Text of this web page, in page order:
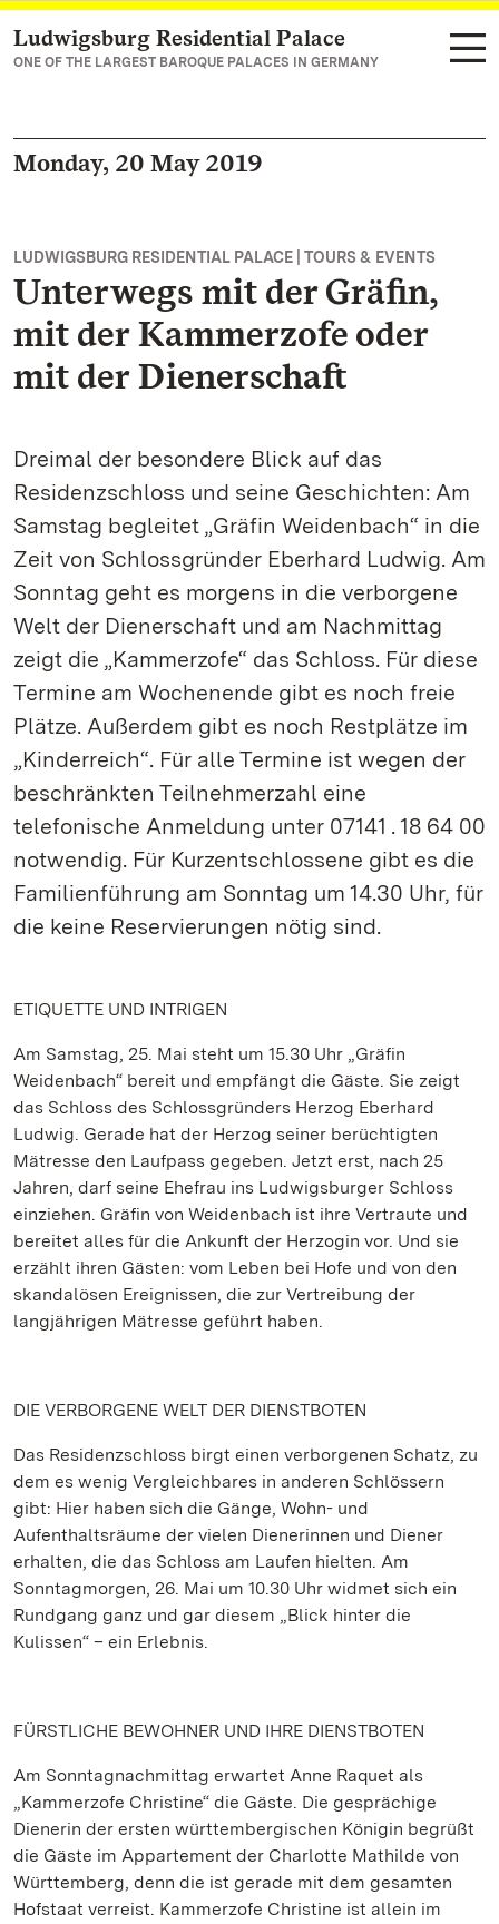
Navigate to main page
Ludwigsburg Residential Palace
ONE OF THE LARGEST BAROQUE PALACES IN GERMANY
Monday, 20 May 2019
LUDWIGSBURG RESIDENTIAL PALACE | TOURS & EVENTS
Unterwegs mit der Gräfin,
mit der Kammerzofe oder
mit der Dienerschaft
Dreimal der besondere Blick auf das
Residenzschloss und seine Geschichten: Am
Samstag begleitet „Gräfin Weidenbach“ in die
Zeit von Schlossgründer Eberhard Ludwig. Am
Sonntag geht es morgens in die verborgene
Welt der Dienerschaft und am Nachmittag
zeigt die „Kammerzofe“ das Schloss. Für diese
Termine am Wochenende gibt es noch freie
Plätze. Außerdem gibt es noch Restplätze im
„Kinderreich“. Für alle Termine ist wegen der
beschränkten Teilnehmerzahl eine
telefonische Anmeldung unter 07141 . 18 64 00
notwendig. Für Kurzentschlossene gibt es die
Familienführung am Sonntag um 14.30 Uhr, für
die keine Reservierungen nötig sind.
ETIQUETTE UND INTRIGEN
Am Samstag, 25. Mai steht um 15.30 Uhr „Gräfin
Weidenbach“ bereit und empfängt die Gäste. Sie zeigt
das Schloss des Schlossgründers Herzog Eberhard
Ludwig. Gerade hat der Herzog seiner berüchtigten
Mätresse den Laufpass gegeben. Jetzt erst, nach 25
Jahren, darf seine Ehefrau ins Ludwigsburger Schloss
einziehen. Gräfin von Weidenbach ist ihre Vertraute und
bereitet alles für die Ankunft der Herzogin vor. Und sie
erzählt ihren Gästen: vom Leben bei Hofe und von den
skandalösen Ereignissen, die zur Vertreibung der
langjährigen Mätresse geführt haben.
DIE VERBORGENE WELT DER DIENSTBOTEN
Das Residenzschloss birgt einen verborgenen Schatz, zu
dem es wenig Vergleichbares in anderen Schlössern
gibt: Hier haben sich die Gänge, Wohn- und
Aufenthaltsräume der vielen Dienerinnen und Diener
erhalten, die das Schloss am Laufen hielten. Am
Sonntagmorgen, 26. Mai um 10.30 Uhr widmet sich ein
Rundgang ganz und gar diesem „Blick hinter die
Kulissen“ – ein Erlebnis.
FÜRSTLICHE BEWOHNER UND IHRE DIENSTBOTEN
Am Sonntagnachmittag erwartet Anne Raquet als
„Kammerzofe Christine“ die Gäste. Die gesprächige
Dienerin der ersten württembergischen Königin begrüßt
die Gäste im Appartement der Charlotte Mathilde von
Württemberg, denn die ist gerade mit dem gesamten
Hofstaat verreist. Kammerzofe Christine ist allein im